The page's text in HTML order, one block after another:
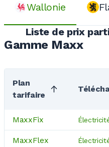
Wallonie
Liste de prix
Gamme Maxx
Plan
tarifaire
MaxxFix
MaxxFlex